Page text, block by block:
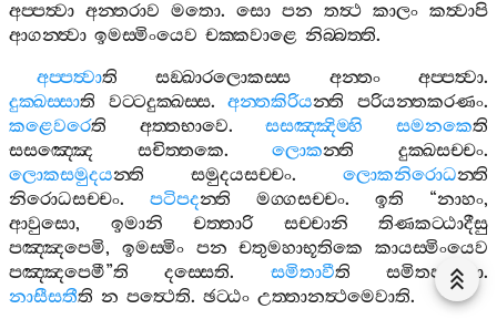
අප‍්පත්‍වා අන‍්තරාව මතො. සො පන තත්‍ථ කාලං කත්‍වාපි
ආගන‍්ත්‍වා ඉමස‍්මිංයෙව චක‍්කවාළෙ නිබ‍්බත‍්ති.
අප‍්පත්‍වාති සඞ‍්ඛාරලොකස‍්ස අන‍්තං අප‍්පත්‍වා.
දුක‍්ඛස‍්සාති වට‍්ටදුක‍්ඛස‍්ස.අන‍්තකිරියන‍්ති පරියන‍්තකරණං.
කළෙවරෙති අත‍්තභාවෙ.සසඤ‍්ඤිම‍්හි සමනකෙති
සසඤ‍්ඤෙ
සචිත‍්තකෙ.ලොකන‍්ති දුක‍්ඛසච‍්චං.
ලොකසමුදයන‍්ති සමුදයසච‍්චං. ලොකනිරොධන‍්ති
නිරොධසච‍්චං. පටිපදන‍්ති මග‍්ගසච‍්චං. ඉති “නාහං,
ආවුසො, ඉමානි චත‍්තාරි සච‍්චානි
තිණකට‍්ඨාදීසු
පඤ‍්ඤපෙමි, ඉමස‍්මිං පන චතුමහාභූතිකෙ
කායස‍්මිංයෙව
පඤ‍්ඤපෙමී”ති දස‍්සෙති. සමිතාවීති සමිතපාපො.
නාසීසතීති න පත්‍ථෙති. ඡට‍්ඨං උත‍්තානත්‍ථමෙවාති.